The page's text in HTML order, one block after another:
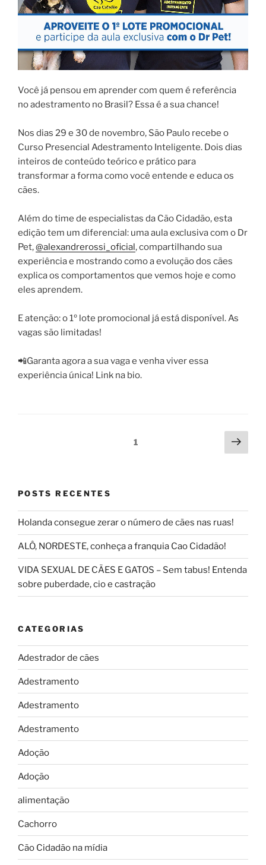
Você já pensou em aprender com quem é referência
no adestramento no Brasil? Essa é a sua chance!
Nos dias 29 e 30 de novembro, São Paulo recebe o
Curso Presencial Adestramento Inteligente. Dois dias
inteiros de conteúdo teórico e prático para
transformar a forma como você entende e educa os
cães.
Além do time de especialistas da Cão Cidadão, esta
edição tem um diferencial: uma aula exclusiva com o Dr
Pet,@alexandrerossi_oficial, compartilhando sua
experiência e mostrando como a evolução dos cães
explica os comportamentos que vemos hoje e como
eles aprendem.
E atenção: o 1º lote promocional já está disponível. As
vagas são limitadas!
📲Garanta agora a sua vaga e venha viver essa
experiência única! Link na bio.
1
POSTS RECENTES
Holanda consegue zerar o número de cães nas ruas!
ALÔ, NORDESTE, conheça a franquia Cao Cidadão!
VIDA SEXUAL DE CÃES E GATOS – Sem tabus! Entenda
sobre puberdade, cio e castração
CATEGORIAS
Adestrador de cães
Adestramento
Adestramento
Adestramento
Adoção
Adoção
alimentação
Cachorro
Cão Cidadão na mídia